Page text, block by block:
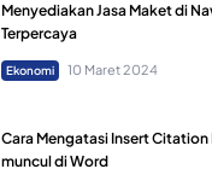
Menyediakan Jasa Maket di
Terpercaya
Ekonomi 10 Maret 2024
Cara Mengatasi Insert Citation
muncul di Word